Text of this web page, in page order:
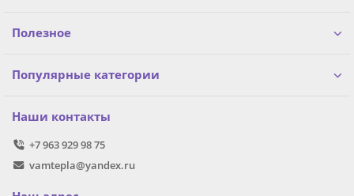
Полезное
Популярные категории
Наши контакты
+7 963 929 98 75
vamtepla@yandex.ru